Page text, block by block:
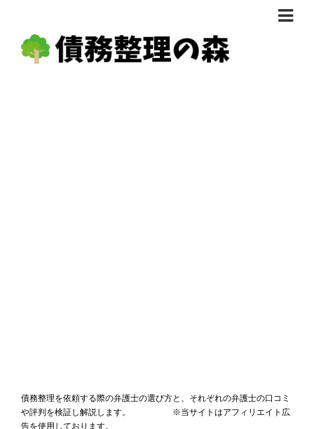
債務整理体験談
債務整理を依頼する際の弁護士の選び方と、それぞれの弁護士の口コミ
や評判を検証し解説します。 ※当サイトはアフィリエイト広
告を使用しております。